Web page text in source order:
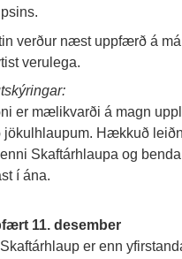
verður næst uppfærð á
verulega.
er mælikvarði á magn
jökulhlaupum. Hækkuð
Skaftárhlaupa og
í ána.
11. desember
Skaftárhlaup er enn